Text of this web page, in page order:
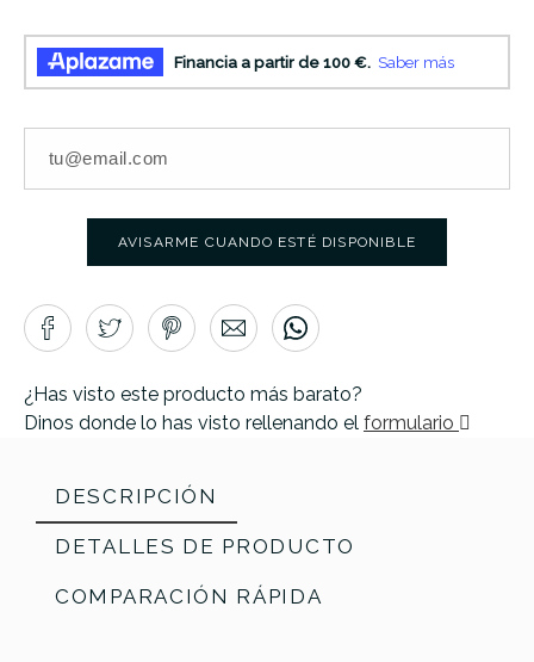
AVISARME CUANDO ESTÉ DISPONIBLE
¿Has visto este producto más barato?
Dinos donde lo has visto rellenando el formulario
DESCRIPCIÓN
DETALLES DE PRODUCTO
COMPARACIÓN RÁPIDA